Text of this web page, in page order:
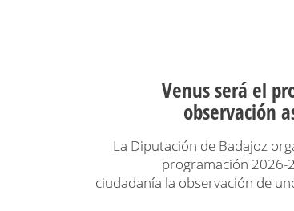
Venus será el
observación
La Diputación de Badajoz
programación 2026-
ciudadanía la observación de